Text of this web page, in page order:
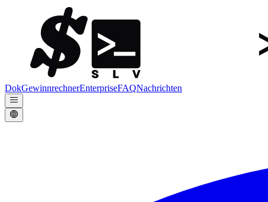
DokGewinnrechnerEnterpriseFAQNachrichten